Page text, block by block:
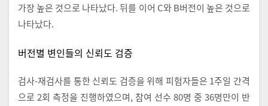
가장 높은 것으로 나타났다. 뒤를 이어 C와 B버전이 높은 것으로
나타났다.
버전별 변인들의 신뢰도 검증
검사-재검사를 통한 신뢰도 검증을 위해 피험자들은 1주일 간격
으로 2회 측정을 진행하였으며, 참여 선수 80명 중 36명만이 반